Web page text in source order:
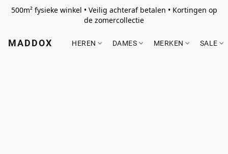
500m² fysieke winkel • Veilig achteraf betalen • Kortingen op
de zomercollectie
MADDOX HEREN DAMES MERKEN SALE